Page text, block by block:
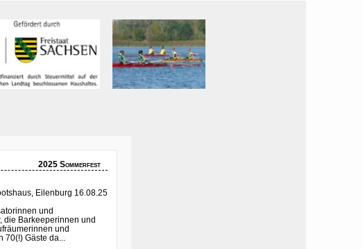
2025 Sommerfest
Eilenburg 16.08.25
und
die Barkeeperinnen und
und
Gäste da...